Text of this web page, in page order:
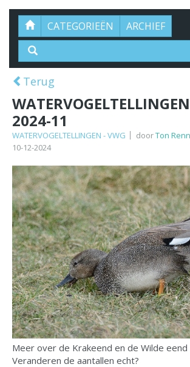
CATEGORIEËN ARCHIEF
Terug
2024-11
WATERVOGELTELLINGEN - VWG doorTon
10-12-2024
Meer over de Krakeend en de Wilde
Veranderen de aantallen echt?